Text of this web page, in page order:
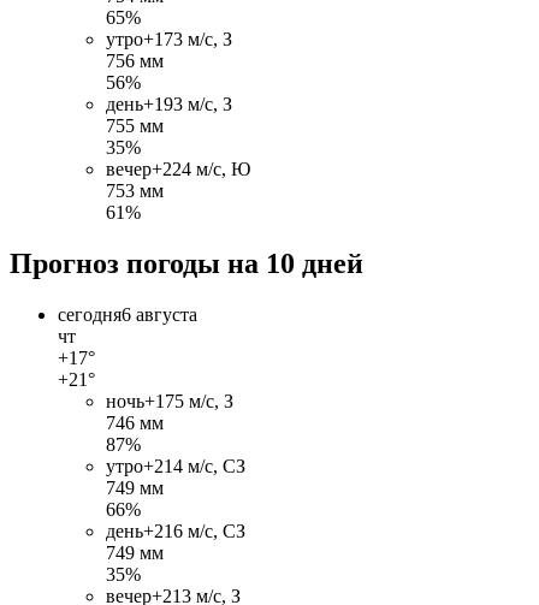
65%
утро+173 м/c, З
756 мм
56%
день+193 м/c, З
755 мм
35%
вечер+224 м/c, Ю
753 мм
61%
Прогноз погоды на 10 дней
сегодня6 августа
чт
+17°
+21°
ночь+175 м/c, З
746 мм
87%
утро+214 м/c, СЗ
749 мм
66%
день+216 м/c, СЗ
749 мм
35%
вечер+213 м/c, З